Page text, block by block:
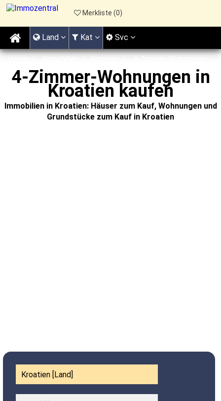
4-Zimmer-Wohnungen in
Kroatien kaufen
Immobilien in Kroatien: Häuser zum Kauf, Wohnungen und
Grundstücke zum Kauf in Kroatien
Merkliste (0)
Land Kat Svc